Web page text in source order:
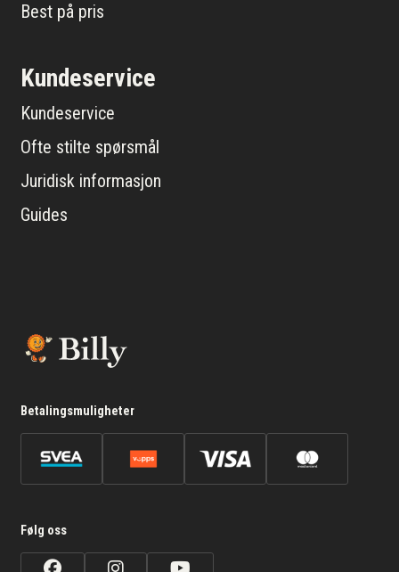
Best på pris
Kundeservice
Kundeservice
Ofte stilte spørsmål
Juridisk informasjon
Guides
Betalingsmuligheter
Følg oss